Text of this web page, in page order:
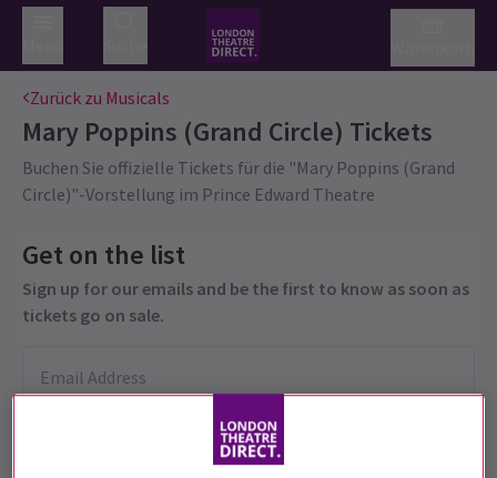
Zurück zu Musicals
Mary Poppins (Grand Circle) Tickets
Buchen Sie offizielle Tickets für die "Mary Poppins (Grand
Circle)"-Vorstellung im Prince Edward Theatre
Get on the list
Sign up for our emails and be the first to know as soon as
tickets go on sale.